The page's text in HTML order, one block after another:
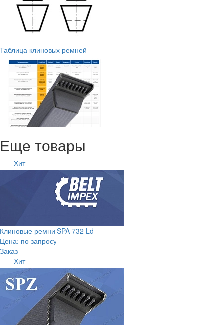
Таблица клиновых ремней
Еще товары
Хит
Клиновые ремни SPA 732 Ld
Цена: по запросу
Заказ
Хит